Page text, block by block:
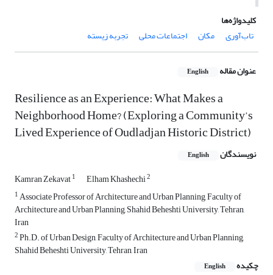
کلیدواژه‌ها
تاب‌آوری
مکان اجتماعات محلی تجربه زیسته
عنوان مقاله English
Resilience as an Experience: What Makes a
Neighborhood Home? (Exploring a Community’s
Lived Experience of Oudladjan Historic District)
نویسندگان English
Kamran Zekavat1 Elham Khashechi2
1Associate Professor of Architecture and Urban Planning, Faculty of
Architecture and Urban Planning, Shahid Beheshti University, Tehran,
Iran
2Ph.D. of Urban Design, Faculty of Architecture and Urban Planning,
Shahid Beheshti University, Tehran, Iran
چکیده
English